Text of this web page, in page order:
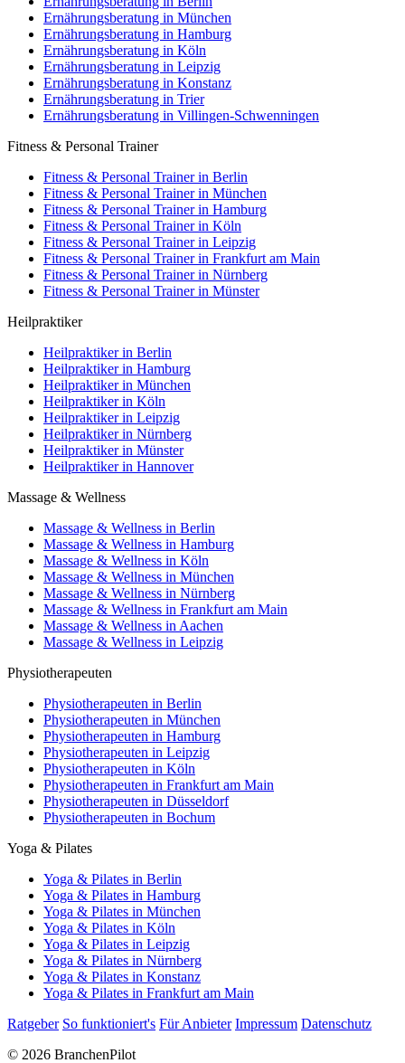
Ernährungsberatung in München
Ernährungsberatung in Hamburg
Ernährungsberatung in Köln
Ernährungsberatung in Leipzig
Ernährungsberatung in Konstanz
Ernährungsberatung in Trier
Ernährungsberatung in Villingen-Schwenningen
Fitness & Personal Trainer
Fitness & Personal Trainer in Berlin
Fitness & Personal Trainer in München
Fitness & Personal Trainer in Hamburg
Fitness & Personal Trainer in Köln
Fitness & Personal Trainer in Leipzig
Fitness & Personal Trainer in Frankfurt am Main
Fitness & Personal Trainer in Nürnberg
Fitness & Personal Trainer in Münster
Heilpraktiker
Heilpraktiker in Berlin
Heilpraktiker in Hamburg
Heilpraktiker in München
Heilpraktiker in Köln
Heilpraktiker in Leipzig
Heilpraktiker in Nürnberg
Heilpraktiker in Münster
Heilpraktiker in Hannover
Massage & Wellness
Massage & Wellness in Berlin
Massage & Wellness in Hamburg
Massage & Wellness in Köln
Massage & Wellness in München
Massage & Wellness in Nürnberg
Massage & Wellness in Frankfurt am Main
Massage & Wellness in Aachen
Massage & Wellness in Leipzig
Physiotherapeuten
Physiotherapeuten in Berlin
Physiotherapeuten in München
Physiotherapeuten in Hamburg
Physiotherapeuten in Leipzig
Physiotherapeuten in Köln
Physiotherapeuten in Frankfurt am Main
Physiotherapeuten in Düsseldorf
Physiotherapeuten in Bochum
Yoga & Pilates
Yoga & Pilates in Berlin
Yoga & Pilates in Hamburg
Yoga & Pilates in München
Yoga & Pilates in Köln
Yoga & Pilates in Leipzig
Yoga & Pilates in Nürnberg
Yoga & Pilates in Konstanz
Yoga & Pilates in Frankfurt am Main
Ratgeber So funktioniert's Für Anbieter Impressum Datenschutz
© 2026 BranchenPilot